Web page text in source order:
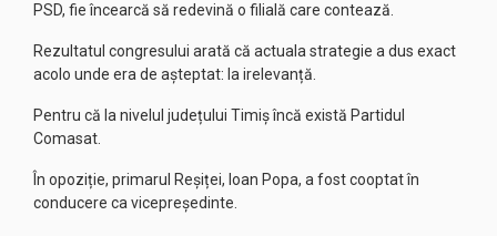
PSD, fie încearcă să redevină o filială care contează.
Rezultatul congresului arată că actuala strategie a dus exact
acolo unde era de așteptat: la irelevanță.
Pentru că la nivelul județului Timiș încă există Partidul
Comasat.
În opoziție, primarul Reșiței, Ioan Popa, a fost cooptat în
conducere ca vicepreședinte.